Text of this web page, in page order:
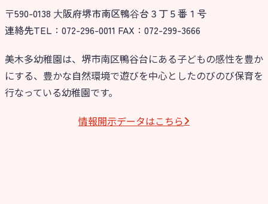
〒590-0138 ⼤阪府堺市南区鴨⾕台３丁５番１号
連絡先TEL：072-296-0011 FAX：072-299-3666
美木多幼稚園は、堺市南区鴨谷台にある子どもの感性を豊か
にする、豊かな自然環境で遊びを中心としたのびのび保育を
行なっている幼稚園です。
情報開⽰データはこちら
お知らせ
今日の幼稚園